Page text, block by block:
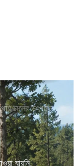
চালের উৎপাদন
যায়নি,